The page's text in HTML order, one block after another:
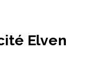
Elven